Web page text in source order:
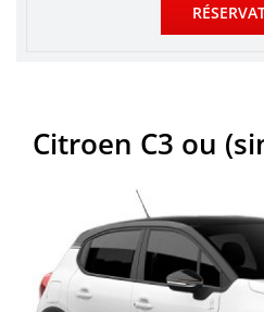
Citroen C3 ou